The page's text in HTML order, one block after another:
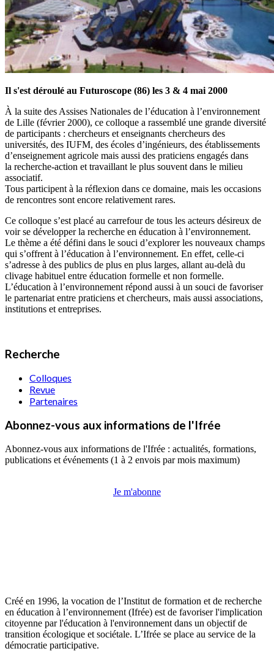
Il s'est déroulé au Futuroscope (86) les 3 & 4 mai 2000
À la suite des Assises Nationales de l’éducation à l’environnement
de Lille (février 2000), ce colloque a rassemblé une grande diversité
de participants : chercheurs et enseignants chercheurs des
universités, des IUFM, des écoles d’ingénieurs, des établissements
d’enseignement agricole mais aussi des praticiens engagés dans
la recherche-action et travaillant le plus souvent dans le milieu
associatif.
Tous participent à la réflexion dans ce domaine, mais les occasions
de rencontres sont encore relativement rares.
Ce colloque s’est placé au carrefour de tous les acteurs désireux de
voir se développer la recherche en éducation à l’environnement.
Le thème a été défini dans le souci d’explorer les nouveaux champs
qui s’offrent à l’éducation à l’environnement. En effet, celle-ci
s’adresse à des publics de plus en plus larges, allant au-delà du
clivage habituel entre éducation formelle et non formelle.
L’éducation à l’environnement répond aussi à un souci de favoriser
le partenariat entre praticiens et chercheurs, mais aussi associations,
institutions et entreprises.
Recherche
Colloques
Revue
Partenaires
Abonnez-vous aux informations de l'Ifrée
Abonnez-vous aux informations de l'Ifrée : actualités, formations,
publications et événements (1 à 2 envois par mois maximum)
Je m'abonne
Créé en 1996, la vocation de l’Institut de formation et de recherche
en éducation à l’environnement (Ifrée) est de favoriser l'implication
citoyenne par l'éducation à l'environnement dans un objectif de
transition écologique et sociétale. L’Ifrée se place au service de la
démocratie participative.